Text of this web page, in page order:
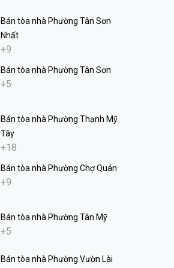
Bán tòa nhà Phường Tân Sơn
Nhất
+9
Bán tòa nhà Phường Tân Sơn
+5
Bán tòa nhà Phường Thạnh Mỹ
Tây
+18
Bán tòa nhà Phường Chợ Quán
+9
Bán tòa nhà Phường Tân Mỹ
+5
Bán tòa nhà Phường Vườn Lài